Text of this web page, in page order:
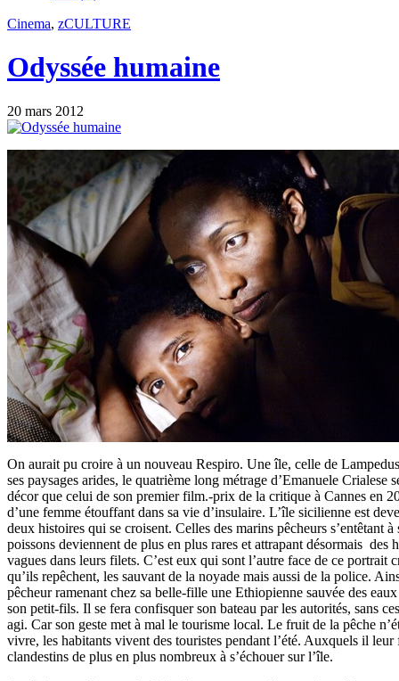
Cinema, zCULTURE
Odyssée humaine
20 mars 2012
On aurait pu croire à un nouveau Respiro. Une île, celle de
ses paysages arides, le quatrième long métrage d’Emanuele Crialese
décor que celui de son premier film.-prix de la critique à Cannes en
d’une femme étouffant dans sa vie d’insulaire. L’île sicilienne est
deux histoires qui se croisent. Celles des marins pêcheurs s’entêtant
poissons deviennent de plus en plus rares et attrapant désormais des
vagues dans leurs filets. C’est eux qui sont l’autre face de ce portrait
qu’ils repêchent, les sauvant de la noyade mais aussi de la police.
pêcheur ramenant chez sa belle-fille une Ethiopienne sauvée des
son petit-fils. Il se fera confisquer son bateau par les autorités, sans
agi. Car son geste met à mal le tourisme local. Le fruit de la pêche
vivre, les habitants vivent des touristes pendant l’été. Auxquels il leur
clandestins de plus en plus nombreux à s’échouer sur l’île.